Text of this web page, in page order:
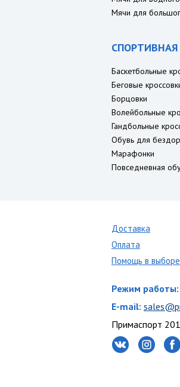
Мячи для
Баскетбольные
Беговые
Борцовки
Волейбольные
Гандбольные
Обувь для
Марафонки
Повседневная
Доставка
Оплата
Помощь в выборе
Режим работы:
E-mail:
Примаспорт